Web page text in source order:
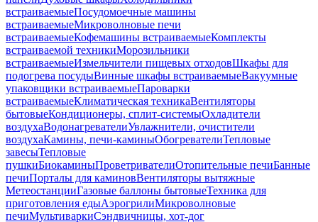
встраиваемыеПосудомоечные машины
встраиваемыеМикроволновые печи
встраиваемыеКофемашины встраиваемыеКомплекты
встраиваемой техникиМорозильники
встраиваемыеИзмельчители пищевых отходовШкафы для
подогрева посудыВинные шкафы встраиваемыеВакуумные
упаковщики встраиваемыеПароварки
встраиваемыеКлиматическая техникаВентиляторы
бытовыеКондиционеры, сплит-системыОхладители
воздухаВодонагревателиУвлажнители, очистители
воздухаКамины, печи-каминыОбогревателиТепловые
завесыТепловые
пушкиБиокаминыПроветривателиОтопительные печиБанные
печиПорталы для каминовВентиляторы вытяжные
МетеостанцииГазовые баллоны бытовыеТехника для
приготовления едыАэрогрилиМикроволновые
печиМультиваркиСэндвичницы, хот-дог